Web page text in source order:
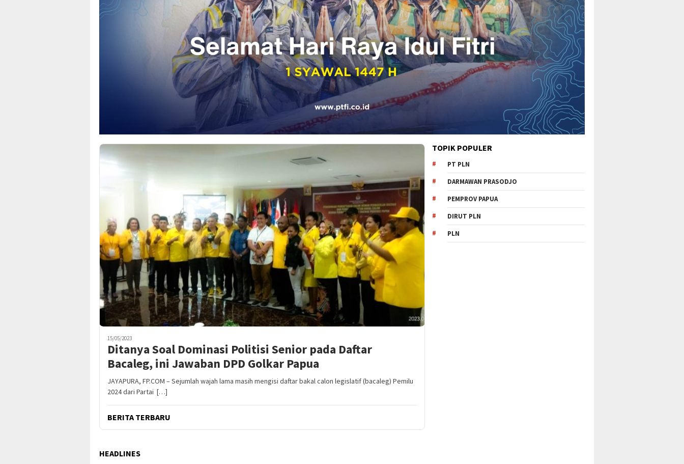
15/05/2023
Ditanya Soal Dominasi Politisi Senior pada Daftar
Bacaleg, ini Jawaban DPD Golkar Papua
JAYAPURA, FP.COM – Sejumlah wajah lama masih mengisi daftar bakal calon legislatif (bacaleg) Pemilu
2024 dari Partai […]
BERITA TERBARU
HEADLINES
TOPIK POPULER
PT PLN
DARMAWAN PRASODJO
PEMPROV PAPUA
DIRUT PLN
PLN